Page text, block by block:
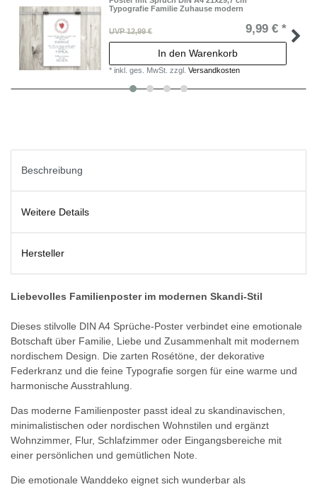
Typografie Familie Zuhause modern
UVP 12,99 € 9,99 € *
In den Warenkorb
*inkl. ges. MwSt. zzgl.Versandkosten
Beschreibung
Weitere Details
Hersteller
Liebevolles Familienposter im modernen Skandi-Stil
Dieses stilvolle DIN A4 Sprüche-Poster verbindet eine emotionale
Botschaft über Familie, Liebe und Zusammenhalt mit modernem
nordischem Design. Die zarten Rosétöne, der dekorative
Federkranz und die feine Typografie sorgen für eine warme und
harmonische Ausstrahlung.
Das moderne Familienposter passt ideal zu skandinavischen,
minimalistischen oder nordischen Wohnstilen und ergänzt
Wohnzimmer, Flur, Schlafzimmer oder Eingangsbereiche mit
einer persönlichen und gemütlichen Note.
Die emotionale Wanddeko eignet sich wunderbar als